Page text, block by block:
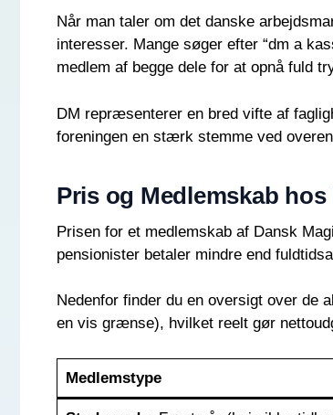
Når man taler om det danske
interesser. Mange søger efter “dm a
medlem af begge dele for at opnå fuld
DM repræsenterer en bred vifte af
foreningen en stærk stemme ved
Pris og Medlemskab hos
Prisen for et medlemskab af Dansk
pensionister betaler mindre end
Nedenfor finder du en oversigt over de
en vis grænse), hvilket reelt gør
Medlemstype